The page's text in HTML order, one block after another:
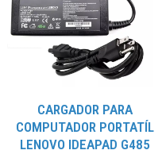
CARGADOR PARA
COMPUTADOR PORTATÍL
LENOVO IDEAPAD G485